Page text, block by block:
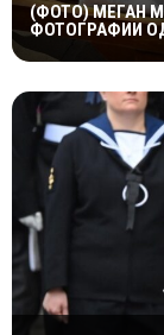
(ФОТО) МЕГАН
ФОТОГРАФИИ
ПОРАСНАЛА